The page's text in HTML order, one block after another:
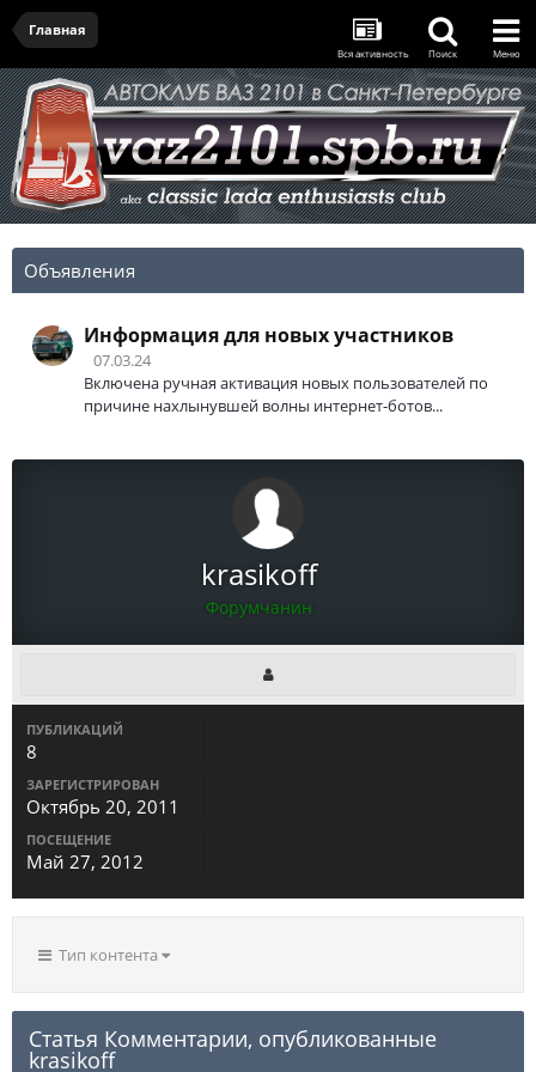
Главная
Вся активность Поиск Меню
Объявления
Информация для новых участников
07.03.24
Включена ручная активация новых пользователей по
причине нахлынувшей волны интернет-ботов...
krasikoff
Форумчанин
ПУБЛИКАЦИЙ
8
ЗАРЕГИСТРИРОВАН
Октябрь 20, 2011
ПОСЕЩЕНИЕ
Май 27, 2012
Тип контента
Статья Комментарии, опубликованные
krasikoff